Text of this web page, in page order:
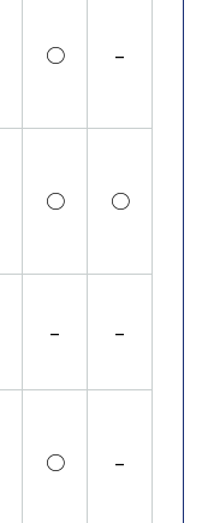
○ –
○ ○
– –
○ –